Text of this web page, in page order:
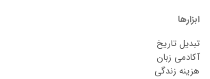
ابزارها
تبدیل تاریخ
آکادمی زبان
هزینه زندگی